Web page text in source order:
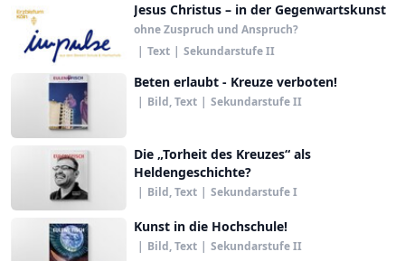
Jesus Christus – in der Gegenwartskunst
ohne Zuspruch und Anspruch?
| Text | Sekundarstufe II
Beten erlaubt - Kreuze verboten!
| Bild, Text | Sekundarstufe II
Die „Torheit des Kreuzes“ als
Heldengeschichte?
| Bild, Text | Sekundarstufe I
Kunst in die Hochschule!
| Bild, Text | Sekundarstufe II